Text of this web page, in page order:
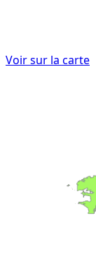
Voir sur la carte